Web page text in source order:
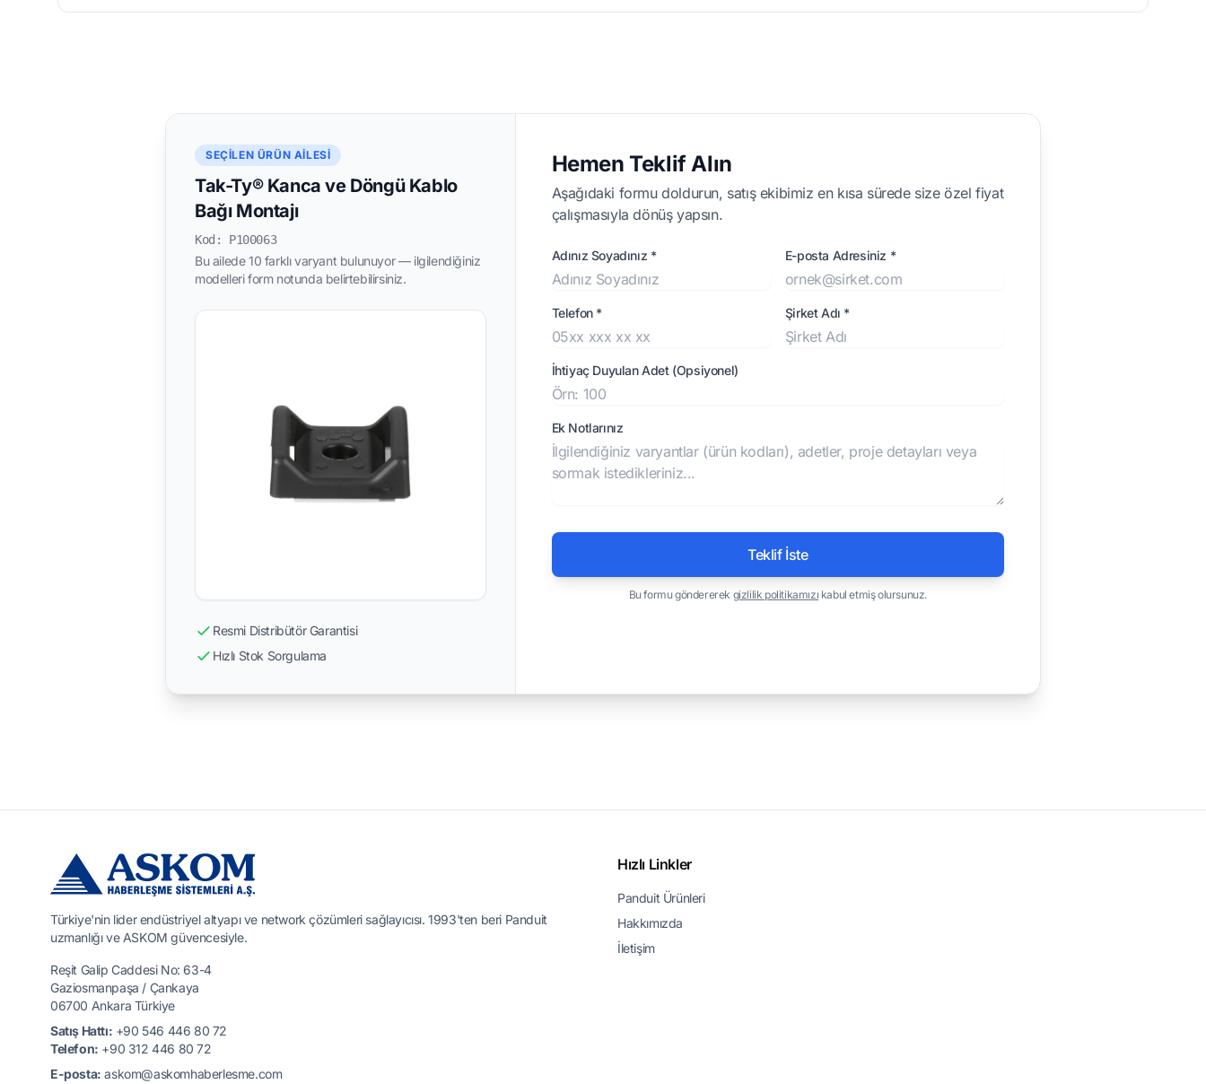
SEÇILEN ÜRÜN AILESI
Tak-Ty® Kanca ve Döngü Kablo
Bağı Montajı
Kod: P100063
Bu ailede 10 farklı varyant bulunuyor — ilgilendiğiniz
modelleri form notunda belirtebilirsiniz.
Resmi Distribütör Garantisi
Hızlı Stok Sorgulama
Hemen Teklif Alın
Aşağıdaki formu doldurun, satış ekibimiz en kısa sürede size özel fiyat
çalışmasıyla dönüş yapsın.
Adınız Soyadınız * E-posta Adresiniz *
Telefon * Şirket Adı *
İhtiyaç Duyulan Adet (Opsiyonel)
Ek Notlarınız
Teklif İste
Bu formu göndererek gizlilik politikamızı kabul etmiş olursunuz.
Türkiye'nin lider endüstriyel altyapı ve network çözümleri sağlayıcısı. 1993'ten beri Panduit
uzmanlığı ve ASKOM güvencesiyle.
Reşit Galip Caddesi No: 63-4
Gaziosmanpaşa / Çankaya
06700 Ankara Türkiye
Satış Hattı: +90 546 446 80 72
Telefon: +90 312 446 80 72
E-posta: askom@askomhaberlesme.com
Hızlı Linkler
Panduit Ürünleri
Hakkımızda
İletişim